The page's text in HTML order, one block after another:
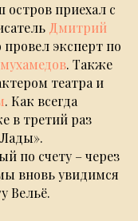
остров приехал с
Дмитрий
эксперт по
. Также
театра и
. Как всегда
в третий раз
по счету – через
вновь увидимся
Вельё.